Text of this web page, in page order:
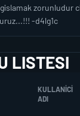
zorunludur
-d4lg1c
LISTESI
KULLANICI
ADI